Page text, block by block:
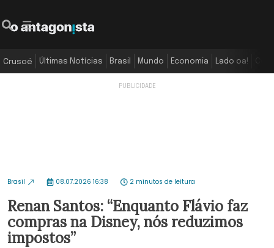
Crusoé Últimas Notícias Brasil Mundo Economia Lado oa!
Brasil 08.07.2026 16:38 2 minutos de leitura
Renan Santos: “Enquanto Flávio faz
compras na Disney, nós reduzimos
impostos”